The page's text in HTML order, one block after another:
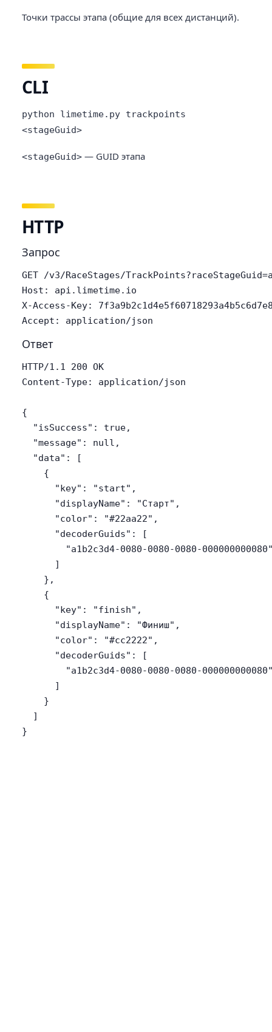
Точки трассы этапа (общие для всех дистанций).
CLI
python limetime.py trackpoints
<stageGuid>
<stageGuid> — GUID этапа
HTTP
Запрос
GET /v3/RaceStages/
Host: api.limetime.io
X-Access-Key:
Accept: application/json
Ответ
HTTP/1.1 200 OK
Content-Type: application/json
{
  "isSuccess": true,
  "message": null,
  "data": [
    {
      "key": "start",
      "displayName": "Старт",
      "color": "#22aa22",
      "decoderGuids": [
"a1b2c3d4-0080-0080-0080-
      ]
    },
    {
      "key": "finish",
      "displayName": "Финиш",
      "color": "#cc2222",
      "decoderGuids": [
"a1b2c3d4-0080-0080-0080-
      ]
    }
  ]
}